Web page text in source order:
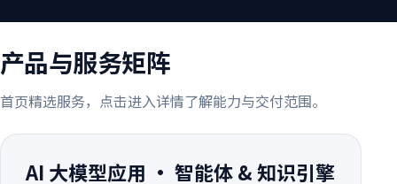
产品与服务矩阵
首页精选服务，点击进入详情了解能力与交付范围。
AI 大模型应用 · 智能体 & 知识引擎